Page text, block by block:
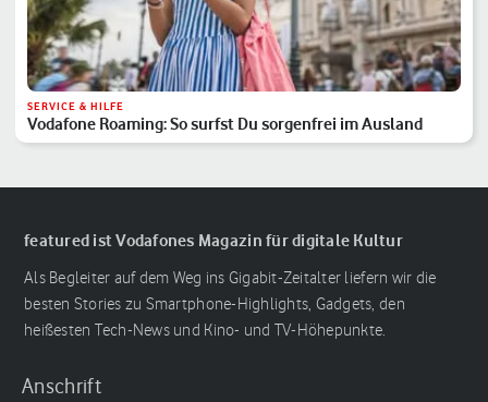
SERVICE & HILFE
Vodafone Roaming: So surfst Du sorgenfrei im Ausland
featured ist Vodafones Magazin für digitale Kultur
Als Begleiter auf dem Weg ins Gigabit-Zeitalter liefern wir die
besten Stories zu Smartphone-Highlights, Gadgets, den
heißesten Tech-News und Kino- und TV-Höhepunkte.
Anschrift